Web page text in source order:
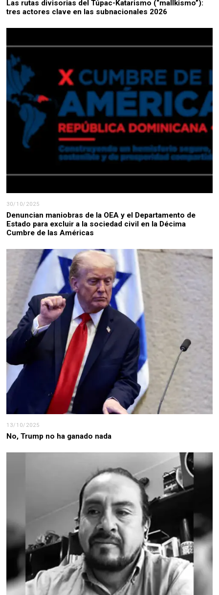
Las rutas divisorias del Túpac-Katarismo (“mallkismo”):
tres actores clave en las subnacionales 2026
30/10/2025
Denuncian maniobras de la OEA y el Departamento de
Estado para excluir a la sociedad civil en la Décima
Cumbre de las Américas
13/10/2025
No, Trump no ha ganado nada